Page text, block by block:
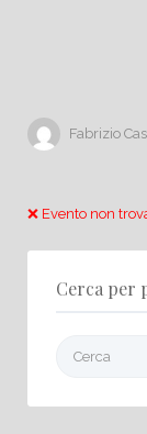
Fabrizio
❌ Evento non
Cerca per